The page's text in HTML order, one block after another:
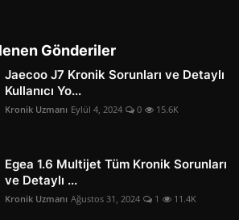
Gönderiler
Jaecoo J7 Kronik Sorunları ve Detaylı
Kullanıcı Yo...
Kronik Uzmanı Eylül 4, 2024 0 15.6K
Egea 1.6 Multijet Tüm Kronik Sorunları
ve Detaylı ...
Kronik Uzmanı Ağustos 31, 2024 1 11.4K